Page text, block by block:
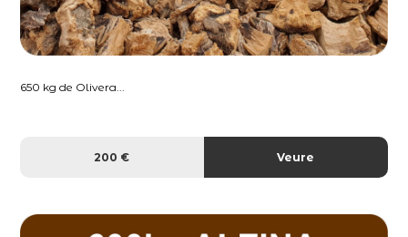
650 kg de Olivera...
200 € Veure